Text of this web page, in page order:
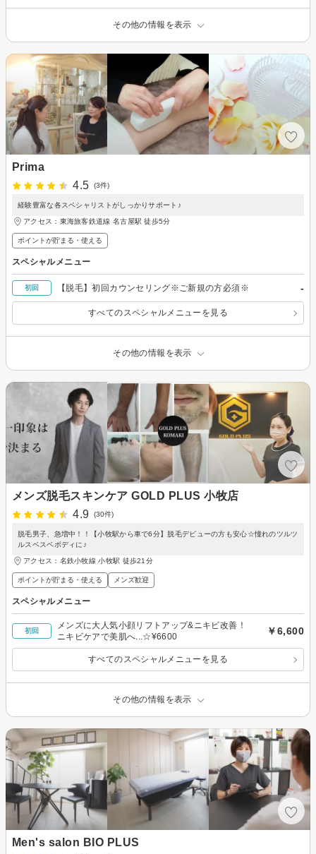
その他の情報を表示
Prima
4.5
(3件)
経験豊富な各スペシャリストがしっかりサポート♪
アクセス：東海旅客鉄道線 名古屋駅 徒歩5分
ポイントが貯まる・使える
スペシャルメニュー
初回 【脱毛】初回カウンセリング※ご新規の方必須※ -
すべてのスペシャルメニューを見る
その他の情報を表示
メンズ脱毛スキンケア GOLD PLUS 小牧店
4.9
(30件)
脱毛男子、急増中！！【小牧駅から車で6分】脱毛デビューの方も安心☆憧れのツルツ
ルスベスベボディに♪
アクセス：名鉄小牧線 小牧駅 徒歩21分
ポイントが貯まる・使える メンズ歓迎
スペシャルメニュー
初回
メンズに大人気小顔リフトアップ&ニキビ改善！
ニキビケアで美肌へ...☆¥6600
￥6,600
すべてのスペシャルメニューを見る
その他の情報を表示
Men's salon BIO PLUS